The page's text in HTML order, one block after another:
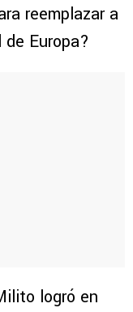
reemplazar a
Europa?
logró en